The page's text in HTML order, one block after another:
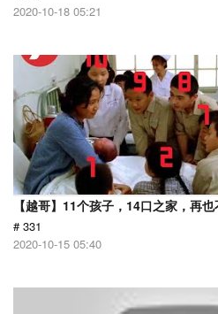
2020-10-18 05:21
【越哥】11个孩子，14口之家，再
# 331
2020-10-15 05:40